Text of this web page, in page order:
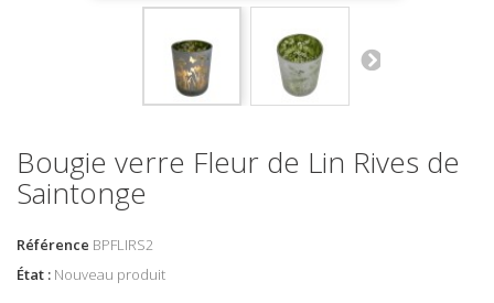
Bougie verre Fleur de Lin Rives de
Saintonge
Référence BPFLIRS2
État : Nouveau produit